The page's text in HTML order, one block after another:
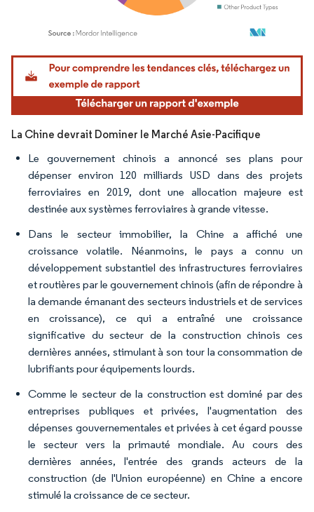
Image © Mordor Intelligence. La réutilisation nécessite une attribution sous CC BY
La Chine devrait Dominer le Marché Asie-Pacifique
Le gouvernement chinois a annoncé ses plans pour
dépenser environ 120 milliards USD dans des projets
ferroviaires en 2019, dont une allocation majeure est
destinée aux systèmes ferroviaires à grande vitesse.
Dans le secteur immobilier, la Chine a affiché une
croissance volatile. Néanmoins, le pays a connu un
développement substantiel des infrastructures ferroviaires
et routières par le gouvernement chinois (afin de répondre à
la demande émanant des secteurs industriels et de services
en croissance), ce qui a entraîné une croissance
significative du secteur de la construction chinois ces
dernières années, stimulant à son tour la consommation de
lubrifiants pour équipements lourds.
Comme le secteur de la construction est dominé par des
entreprises publiques et privées, l'augmentation des
dépenses gouvernementales et privées à cet égard pousse
le secteur vers la primauté mondiale. Au cours des
dernières années, l'entrée des grands acteurs de la
construction (de l'Union européenne) en Chine a encore
stimulé la croissance de ce secteur.